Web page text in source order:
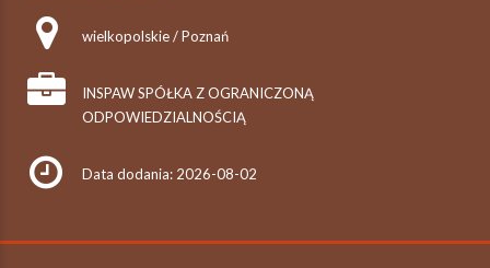
wielkopolskie / Poznań
INSPAW SPÓŁKA Z OGRANICZONĄ
ODPOWIEDZIALNOŚCIĄ
Data dodania: 2026-08-02